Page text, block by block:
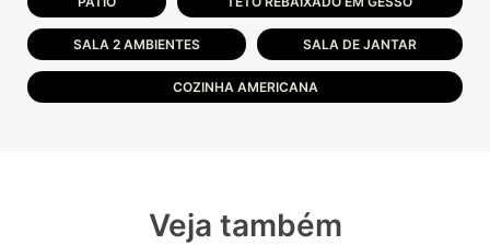
SALA 2 AMBIENTES SALA DE JANTAR
COZINHA AMERICANA
Veja também